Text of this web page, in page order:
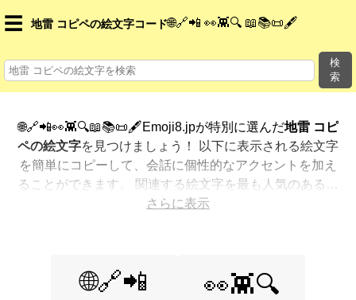
☰ 地雷 コピペの絵文字コード 🌐🔗📲 👀👾🔍 📖📚📜🖋️
検
索
🌐🔗📲👀👾🔍📖📚📜🖋️Emoji8.jpが特別に選んだ地雷 コピ
ペの絵文字を見つけましょう！ 以下に表示される絵文字
を簡単にコピーして、会話に個性的なアクセントを加え
ることができます。 関連する絵文字を最も人気のある順
に表示しました。さらに多くのオプションが欲しいです
さらに表示
🌐🔗📲 👀👾🔍